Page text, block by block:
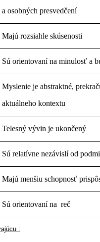
a osobných presvedčení
Majú rozsiahle skúsenosti
Sú orientovaní na minulosť a
Myslenie je abstraktné,
aktuálneho kontextu
Telesný vývin je ukončený
Sú relatívne nezávislí od
Majú menšiu schopnosť
Sú orientovaní na reč
: